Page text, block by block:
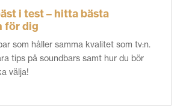
i test – hitta bästa
för dig
som håller samma kvalitet som tv:n.
tips på soundbars samt hur du bör
välja!